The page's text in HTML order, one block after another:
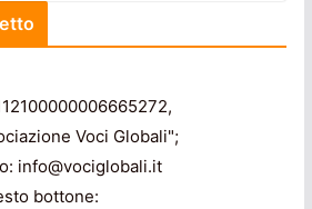
Voci Globali";
info@vociglobali.it
bottone: